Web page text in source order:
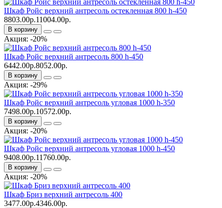
Шкаф Ройс верхний антресоль остекленная 800 h-450
8803.00р.11004.00р.
В корзину
Акция: -20%
Шкаф Ройс верхний антресоль 800 h-450
6442.00р.8052.00р.
В корзину
Акция: -29%
Шкаф Ройс верхний антресоль угловая 1000 h-350
7498.00р.10572.00р.
В корзину
Акция: -20%
Шкаф Ройс верхний антресоль угловая 1000 h-450
9408.00р.11760.00р.
В корзину
Акция: -20%
Шкаф Бриз верхний антресоль 400
3477.00р.4346.00р.